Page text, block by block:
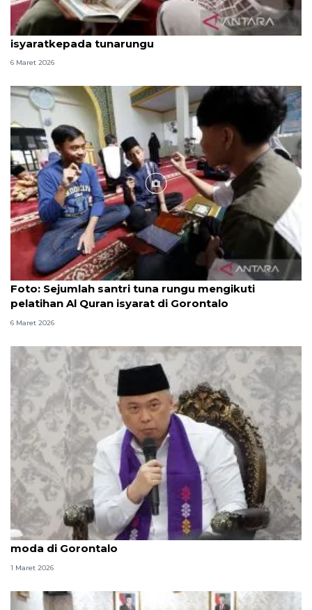
Sekolah Ramadhan Inklusif ajarkan Al Quran
isyaratkepada tunarungu
6 Maret 2026
Foto
Foto: Sejumlah santri tuna rungu mengikuti
pelatihan Al Quran isyarat di Gorontalo
6 Maret 2026
Menhub perkuat kesiapan angkutan Lebaran lintas
moda di Gorontalo
1 Maret 2026